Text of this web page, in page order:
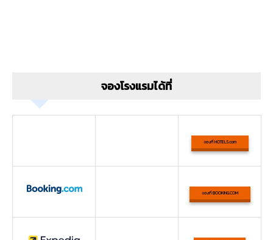
จองโรงแรมได้ที่
จองที่ HOTELS.com
จองที่ BOOKING.COM